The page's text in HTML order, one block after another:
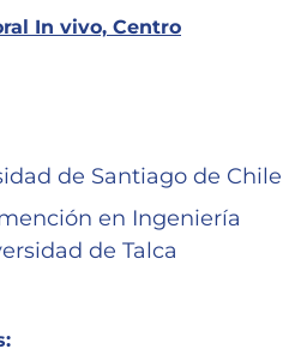
In vivo, Centro
de Santiago de Chile
en Ingeniería
de Talca